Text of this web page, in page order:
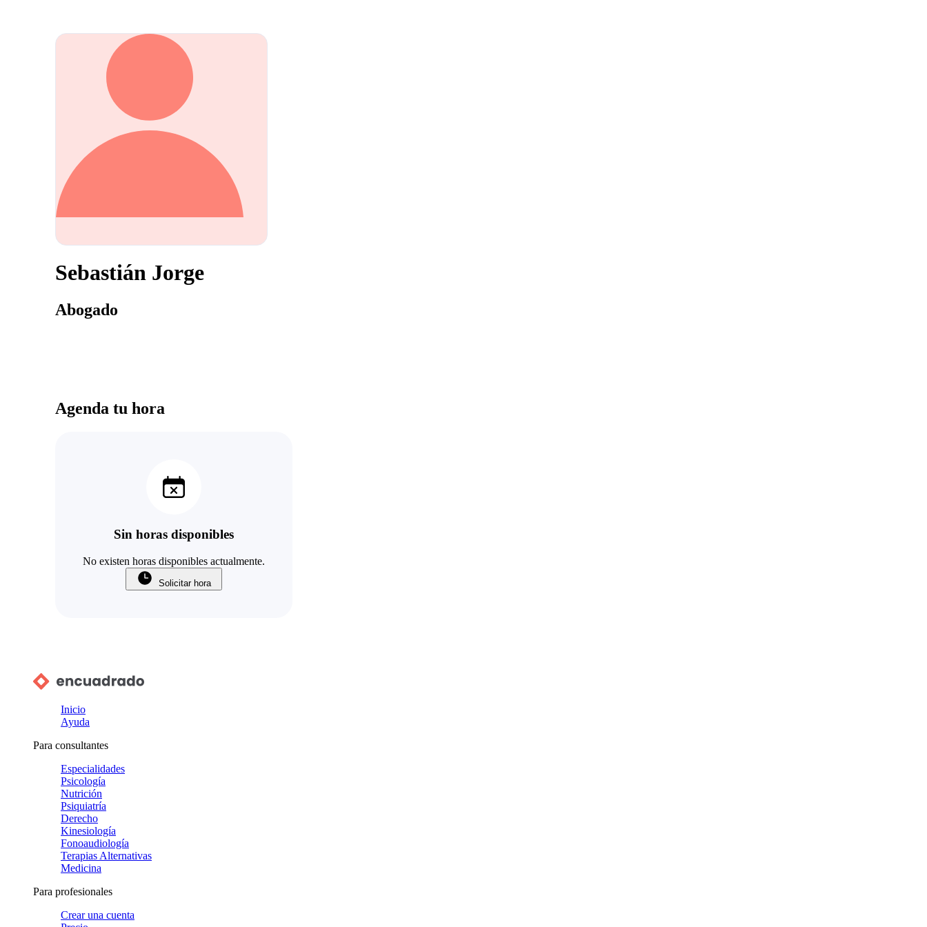
Sebastián Jorge
Abogado
Agenda tu hora
Sin horas disponibles
No existen horas disponibles actualmente.
Solicitar hora
Inicio
Ayuda
Para consultantes
Especialidades
Psicología
Nutrición
Psiquiatría
Derecho
Kinesiología
Fonoaudiología
Terapias Alternativas
Medicina
Para profesionales
Crear una cuenta